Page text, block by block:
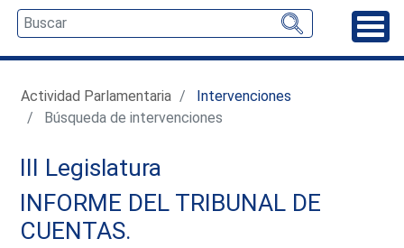
Actividad Parlamentaria
Intervenciones
Búsqueda de intervenciones
III Legislatura
INFORME DEL TRIBUNAL DE
CUENTAS.